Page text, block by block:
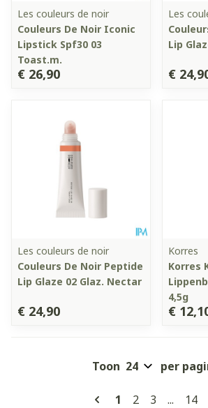
Les couleurs de noir
Couleurs De Noir Iconic
Lipstick Spf30 03
Toast.m.
€ 26,90
Les
Lip
€
Les couleurs de noir
Couleurs De Noir Peptide
Lip Glaze 02 Glaz. Nectar
€ 24,90
Korres
Korres
4,5g
€
Pagina's
U lees
1 Pagina
2 Pagina
3 ... 14
Toon per